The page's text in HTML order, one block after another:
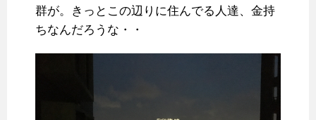
群が。きっとこの辺りに住んでる人達、金持
ちなんだろうな・・